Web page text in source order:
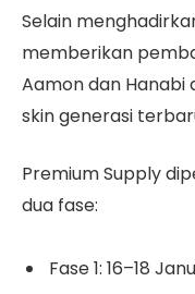
Selain
memberikan
Aamon dan
skin generasi
Premium Supply
dua fase:
Fase 1: 16–18